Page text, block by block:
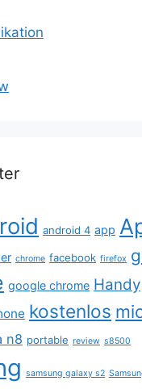
android 4 app
chrome facebook firefox
google chrome Handy
kostenlos
n8 portable review s8500
samsung galaxy s2